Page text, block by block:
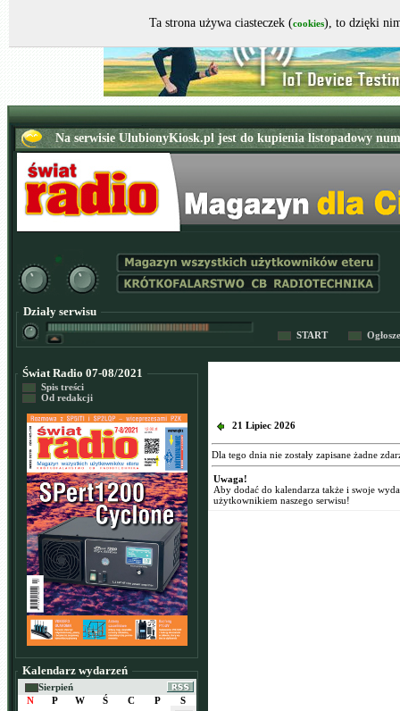
Działy serwisu
START
Świat Radio 07-08/2021
Spis treści
Od redakcji
Kalendarz wydarzeń
Sierpień
N
P W Ś C P S
21 Lipiec 2026
Dla tego dnia nie zostały zapisane żadne
Uwaga!
Aby dodać do kalendarza także i swoje
użytkownikiem naszego serwisu!
Ta strona używa ciasteczek (cookies), to dzięki